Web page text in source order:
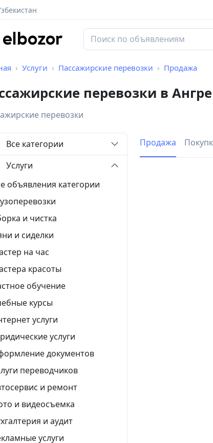
Услуги Пассажирские перевозки Продажа
перевозки в
перевозки
Продажа
Все категории
Услуги
объявления категории
и чистка
и сиделки
на час
красоты
обучение
курсы
услуги
услуги
документов
переводчиков
и ремонт
и видеосъемка
и аудит
услуги